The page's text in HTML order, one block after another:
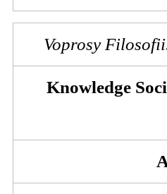
Voprosy
Knowledge